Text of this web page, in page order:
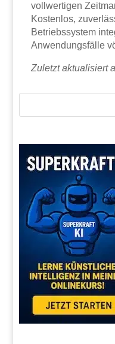
vollwertigen
Kostenlos,
Betriebssystem
Anwendungsfälle
Zuletzt aktualisiert